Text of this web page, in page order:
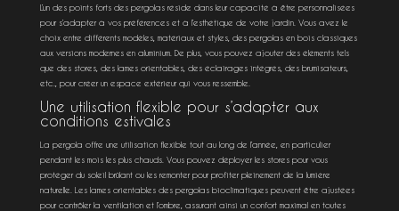
L’un des points forts des pergolas réside dans leur capacité à être personnalisées
pour s’adapter à vos préférences et à l’esthétique de votre jardin. Vous avez le
choix entre différents modèles, matériaux et styles, des pergolas en bois classiques
aux versions modernes en aluminium. De plus, vous pouvez ajouter des éléments tels
que des stores, des lames orientables, des éclairages intégrés, des brumisateurs,
etc., pour créer un espace extérieur qui vous ressemble.
Une utilisation flexible pour s’adapter aux
conditions estivales
La pergola offre une utilisation flexible tout au long de l’année, en particulier
pendant les mois les plus chauds. Vous pouvez déployer les stores pour vous
protéger du soleil brûlant ou les remonter pour profiter pleinement de la lumière
naturelle. Les lames orientables des pergolas bioclimatiques peuvent être ajustées
pour contrôler la ventilation et l’ombre, assurant ainsi un confort maximal en toutes